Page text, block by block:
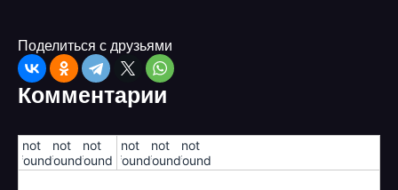
Поделиться с друзьями
Комментарии
!not
found!
!not
found!
!not
found!
!not
found!
!not
found!
!not
found!